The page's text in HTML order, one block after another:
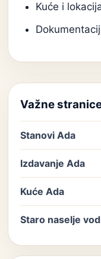
Kuće i
Važne
Stanovi Ada
Izdavanje Ada
Kuće Ada
Staro naselje